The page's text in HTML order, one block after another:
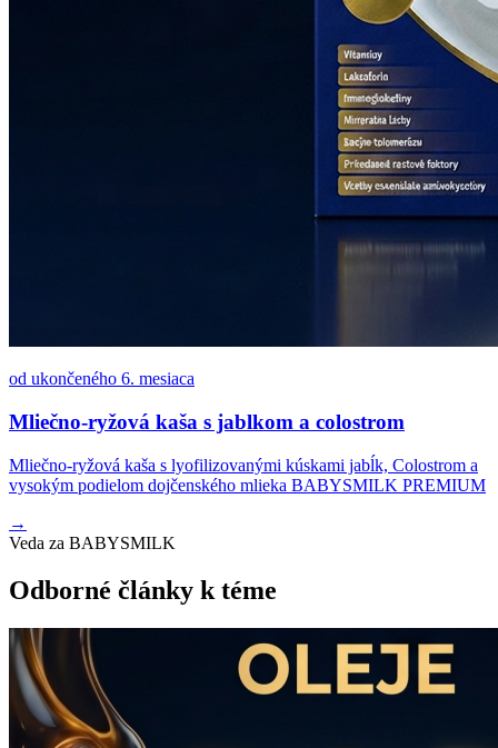
od ukončeného 6. mesiaca
Mliečno-ryžová kaša s jablkom a colostrom
Mliečno-ryžová kaša s lyofilizovanými kúskami jabĺk, Colostrom a
vysokým podielom dojčenského mlieka BABYSMILK PREMIUM
→
Veda za BABYSMILK
Odborné články k téme